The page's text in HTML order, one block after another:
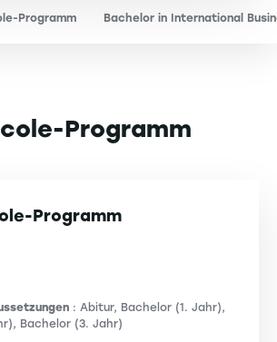
Programm Bachelor in International
Programm
Programm
: Abitur, Bachelor (1. Jahr),
Bachelor (3. Jahr)